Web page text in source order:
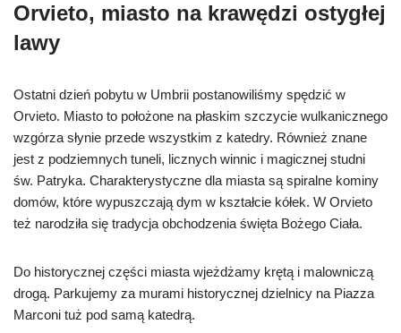
Orvieto, miasto na krawędzi ostygłej
lawy
Ostatni dzień pobytu w Umbrii postanowiliśmy spędzić w
Orvieto. Miasto to położone na płaskim szczycie wulkanicznego
wzgórza słynie przede wszystkim z katedry. Również znane
jest z podziemnych tuneli, licznych winnic i magicznej studni
św. Patryka. Charakterystyczne dla miasta są spiralne kominy
domów, które wypuszczają dym w kształcie kółek. W Orvieto
też narodziła się tradycja obchodzenia święta Bożego Ciała.
Do historycznej części miasta wjeżdżamy krętą i malowniczą
drogą. Parkujemy za murami historycznej dzielnicy na Piazza
Marconi tuż pod samą katedrą.